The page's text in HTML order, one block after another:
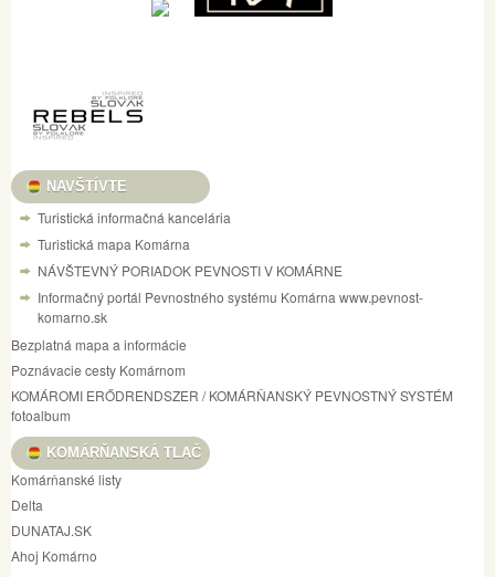
NAVŠTÍVTE
Turistická informačná kancelária
Turistická mapa Komárna
NÁVŠTEVNÝ PORIADOK PEVNOSTI V KOMÁRNE
Informačný portál Pevnostného systému Komárna www.pevnost-
komarno.sk
Bezplatná mapa a informácie
Poznávacie cesty Komárnom
KOMÁROMI ERŐDRENDSZER / KOMÁRŇANSKÝ PEVNOSTNÝ SYSTÉM
fotoalbum
KOMÁRŇANSKÁ TLAČ
Komárňanské listy
Delta
DUNATAJ.SK
Ahoj Komárno